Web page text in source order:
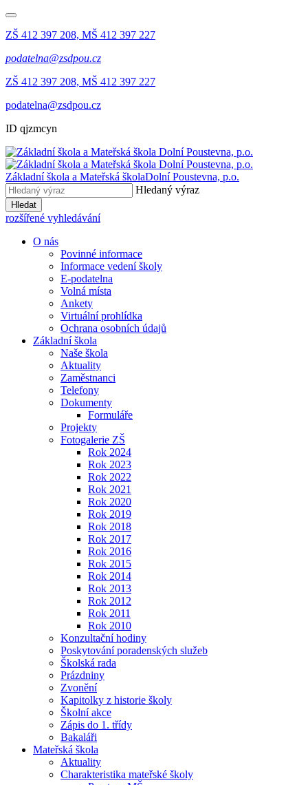
ZŠ 412 397 208, MŠ 412 397 227
podatelna@zsdpou.cz
ZŠ 412 397 208, MŠ 412 397 227
podatelna@zsdpou.cz
ID qjzmcyn
Základní škola a Mateřská školaDolní Poustevna, p.o.
Hledaný výraz
Hledat
rozšířené vyhledávání
O nás
Povinné informace
Informace vedení školy
E-podatelna
Volná místa
Ankety
Virtuální prohlídka
Ochrana osobních údajů
Základní škola
Naše škola
Aktuality
Zaměstnanci
Telefony
Dokumenty
Formuláře
Projekty
Fotogalerie ZŠ
Rok 2024
Rok 2023
Rok 2022
Rok 2021
Rok 2020
Rok 2019
Rok 2018
Rok 2017
Rok 2016
Rok 2015
Rok 2014
Rok 2013
Rok 2012
Rok 2011
Rok 2010
Konzultační hodiny
Poskytování poradenských služeb
Školská rada
Prázdniny
Zvonění
Kapitolky z historie školy
Školní akce
Zápis do 1. třídy
Bakaláři
Mateřská škola
Aktuality
Charakteristika mateřské školy